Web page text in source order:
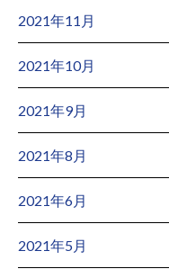
2021年11月
2021年10月
2021年9月
2021年8月
2021年6月
2021年5月